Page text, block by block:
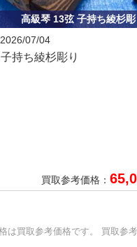
高級琴 13弦 子持ち綾杉彫
2026/07/04
子持ち綾杉彫り
買取参考価格：
は買取参考価格です。 買取参